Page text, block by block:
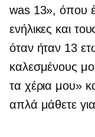
was 13», όπου
ενήλικες και
όταν ήταν 13
καλεσμένους
τα χέρια μου»
απλά μάθετε